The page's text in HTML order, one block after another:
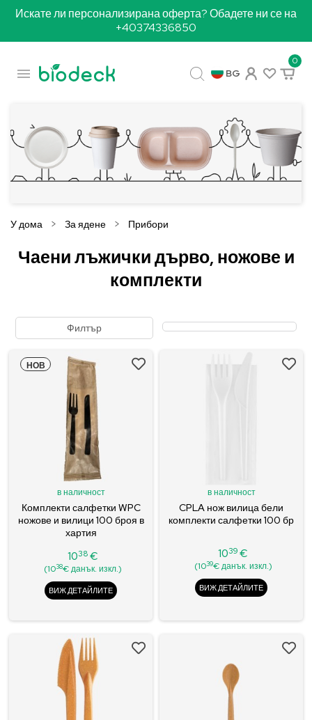
Искате ли персонализирана оферта? Обадете ни се на
+40374336850

0
BG
У дома За ядене Прибори
Чаени лъжички дърво, ножове и
комплекти
Филтър
в наличност
Комплекти салфетки WPC
ножове и вилици 100 броя в
хартия
Цена
1038 €
(1038€ данък. изкл.)
ВИЖ ДЕТАЙЛИТЕ
НОВ
в наличност
CPLA нож вилица бели
комплекти салфетки 100 бр
Цена
1039 €
(1039€ данък. изкл.)
ВИЖ ДЕТАЙЛИТЕ